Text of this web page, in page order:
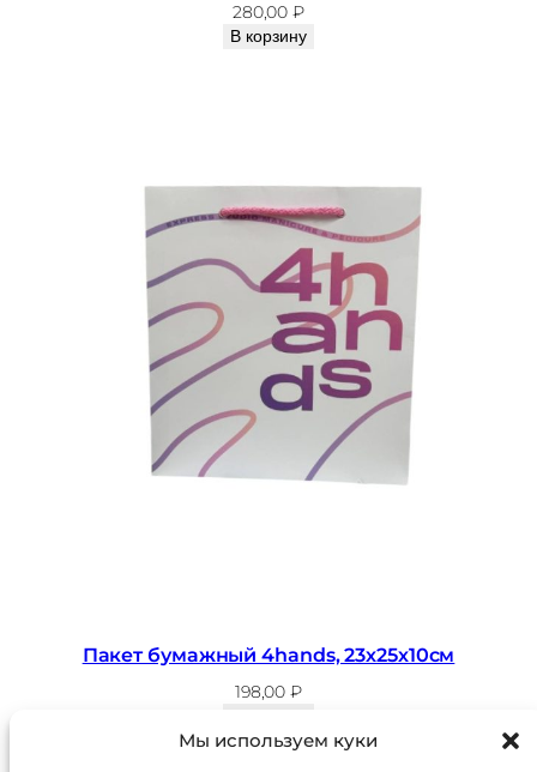
Мы используем куки
280,00₽
В корзину
Пакет бумажный 4hands, 23х25х10см
198,00₽